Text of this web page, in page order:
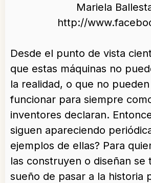
Mariela
http://
Desde el punto de vista
que estas máquinas no
la realidad, o que no pueden
funcionar para siempre
inventores declaran.
siguen apareciendo
ejemplos de ellas? Para
las construyen o diseñan se
sueño de pasar a la historia